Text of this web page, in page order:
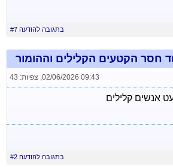
בתגובה להודעה #7
חסר הקטעים הקלילים וההומור
02/06/2026 09:43
, צפיות: 43
אנשים קלילים
בתגובה להודעה #2